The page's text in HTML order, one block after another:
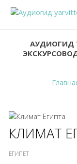
АУДИОГИД
КЛИМАТ
ЕГИПЕТ